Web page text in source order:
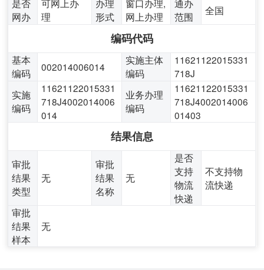
是否
网办
可网上办
理
办理
形式
窗口办理,
网上办理
通办
范围
全国
编码代码
基本
编码
002014006014
实施主体
编码
11621122015331
718J
实施
编码
11621122015331
718J4002014006
014
业务办理
编码
11621122015331
718J4002014006
01403
结果信息
审批
结果
类型
无
审批
结果
名称
无
是否
支持
物流
快递
不支持物
流快递
审批
结果
样本
无